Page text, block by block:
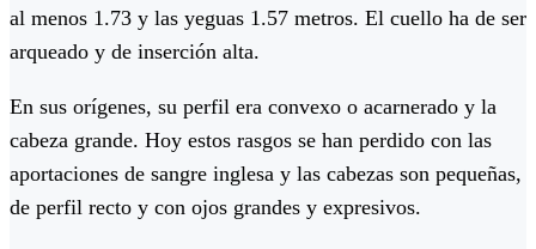
al menos 1.73 y las yeguas 1.57 metros. El cuello ha de ser
arqueado y de inserción alta.
En sus orígenes, su perfil era convexo o acarnerado y la
cabeza grande. Hoy estos rasgos se han perdido con las
aportaciones de sangre inglesa y las cabezas son pequeñas,
de perfil recto y con ojos grandes y expresivos.​